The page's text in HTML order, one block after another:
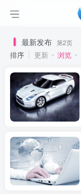
最新发布 第2页
排序 更新 浏览